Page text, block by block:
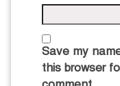
Save my
this browser